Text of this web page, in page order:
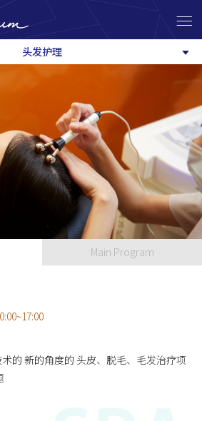
头发护理
的 新的角度的 头皮、脱毛、毛发治疗项
Main Program